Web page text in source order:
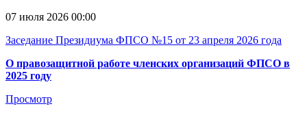
07 июля 2026 00:00
Заседание Президиума ФПСО №15 от 23 апреля 2026 года
О правозащитной работе членских организаций ФПСО в
2025 году
Просмотр